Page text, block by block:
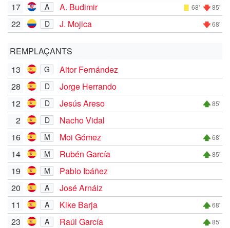
17 A A. Budimir 68' 85'
22 D J. Mojica 68'
REMPLAÇANTS
13
G
Aitor Fernández
28
D
Jorge Herrando
12
D Jesús Areso 85'
2 D
Nacho Vidal
16
M Moi Gómez 68'
14 M Rubén García 85'
19 M
Pablo Ibáñez
20
A
José Arnáiz
11
A Kike Barja 68'
23 A Raúl García 85'